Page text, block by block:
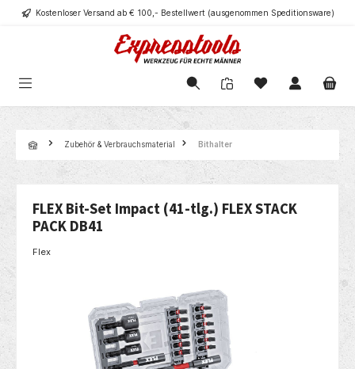
springenKostenloser Versand ab € 100,- Bestellwert (ausgenommen Speditionsware)
Zubehör & Verbrauchsmaterial Bithalter
FLEX Bit-Set Impact (41-tlg.) FLEX STACK
PACK DB41
Flex